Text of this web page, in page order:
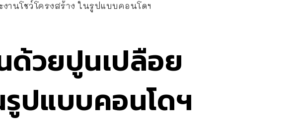
านโชว์โครงสร้าง ในรูปแบบคอนโดฯ
ด้วยปูนเปลือย
รูปแบบคอนโดฯ